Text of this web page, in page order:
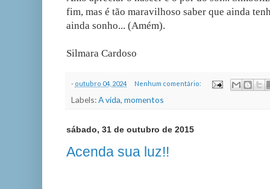
fim, mas é tão maravilhoso saber que ainda
ainda sonho... (Amém).
Silmara Cardoso
- outubro 04, 2024 Nenhum comentário:
Labels:A vida, momentos
sábado, 31 de outubro de 2015
Acenda sua luz!!